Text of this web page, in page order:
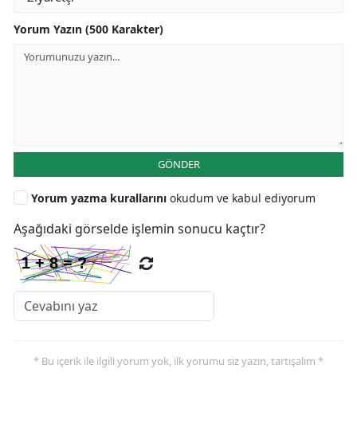
Yorum Yazın (500 Karakter)
GÖNDER
Yorum yazma kurallarını okudum ve kabul ediyorum
Aşağıdaki görselde işlemin sonucu kaçtır?
* Bu içerik ile ilgili yorum yok, ilk yorumu siz yazın, tartışalım *